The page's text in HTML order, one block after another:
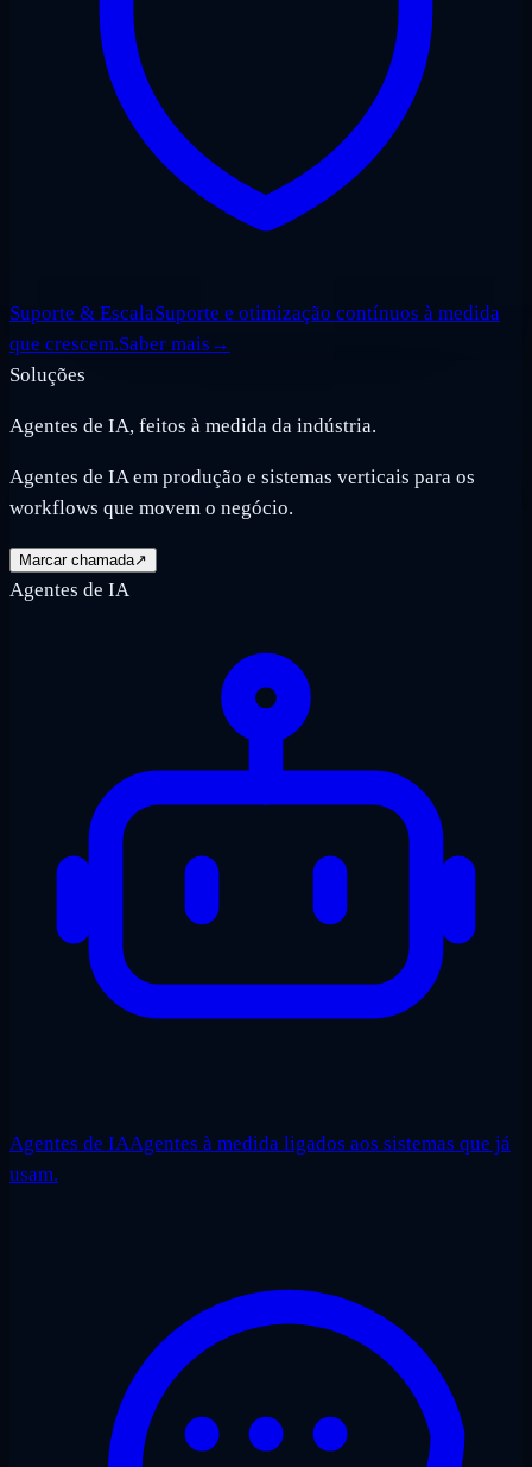
Suporte & EscalaSuporte e otimização contínuos à medida
que crescem.Saber mais →
Soluções
Agentes de IA, feitos à medida da indústria.
Agentes de IA em produção e sistemas verticais para os
workflows que movem o negócio.
Marcar chamada↗
Agentes de IA
Agentes de IAAgentes à medida ligados aos sistemas que já
usam.